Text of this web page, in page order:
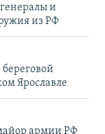
и
из РФ
Ярославле
армии РФ